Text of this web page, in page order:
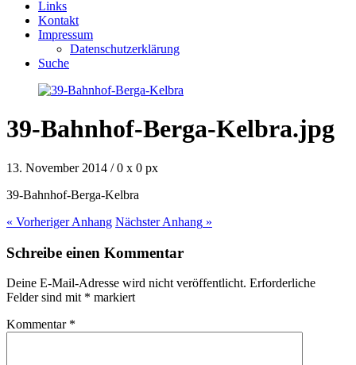
Links
Kontakt
Impressum
Datenschutzerklärung
Suche
39-Bahnhof-Berga-Kelbra.jpg
13. November 2014 /0 x 0 px
39-Bahnhof-Berga-Kelbra
« VorherigerAnhang NächsterAnhang »
Schreibe einen Kommentar
Deine E-Mail-Adresse wird nicht veröffentlicht. Erforderliche
Felder sind mit * markiert
Kommentar *